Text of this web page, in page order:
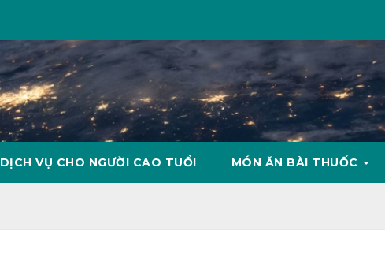
DỊCH VỤ CHO NGƯỜI CAO TUỔI MÓN ĂN BÀI THUỐC